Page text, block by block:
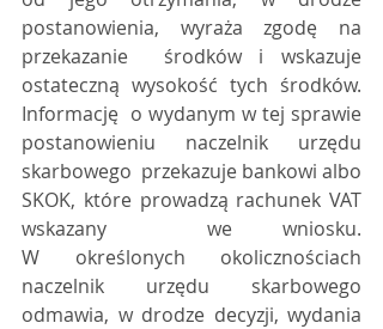
postanowienia, wyraża zgodę na
przekazanie  środków i wskazuje
ostateczną wysokość tych środków.
Informację  o wydanym w tej sprawie
postanowieniu naczelnik urzędu
skarbowego  przekazuje bankowi albo
SKOK, które prowadzą rachunek VAT
wskazany  we wniosku.
W określonych okolicznościach
naczelnik urzędu skarbowego
odmawia, w drodze decyzji, wydania